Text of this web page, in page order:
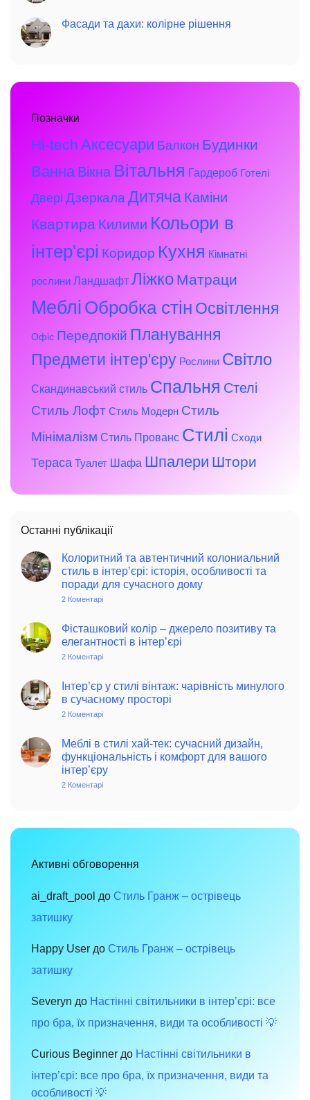
Фасади та дахи: колірне рішення
Позначки
Hi-tech Аксесуари Балкон Будинки
Ванна Вікна Вітальня Гардероб Готелі
Двері ДзеркалаДитяча Каміни
Квартира Килими Кольори в
інтер'єрі Коридор Кухня Кімнатні
рослини Ландшафт Ліжко Матраци
Меблі Обробка стін Освітлення
Офіс Передпокій Планування
Предмети інтер'єру Рослини Світло
Скандинавський стиль Спальня Стелі
Стиль Лофт Стиль Модерн Стиль
Мінімалізм Стиль Прованс Стилі Сходи
Тераса Туалет Шафа Шпалери Штори
Останні публікації
Колоритний та автентичний колониальний
стиль в інтер’єрі: історія, особливості та
поради для сучасного дому
2 Коментарі
автентичний
колониальний
стиль
особливості
та
поради
Фісташковий колір – джерело позитиву та
елегантності в інтер’єрі
2 Коментарі
–
джерело
позитиву
інтер’єрі
Інтер’єр у стилі вінтаж: чарівність минулого
в сучасному просторі
2 Коментарі
стилі
чарівність
минулого
в
Меблі в стилі хай-тек: сучасний дизайн,
функціональність і комфорт для вашого
інтер’єру
2 Коментарі
тек:
і
вашого
інтер’єру
Активні обговорення
ai_draft_pool до Стиль Гранж – острівець
затишку
Happy User до Стиль Гранж – острівець
затишку
Severyn до Настінні світильники в інтер’єрі: все
про бра, їх призначення, види та особливості 💡
Curious Beginner до Настінні світильники в
інтер’єрі: все про бра, їх призначення, види та
особливості 💡